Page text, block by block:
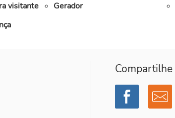
visitante Gerador
Compartilhe